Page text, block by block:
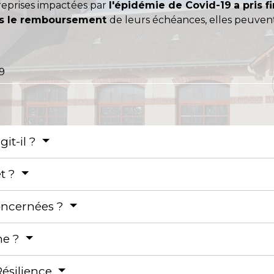
impactées par l'épidémie de Covid-19 a pris
le remboursementde leurs échéances, elles
il ?
?
?
?